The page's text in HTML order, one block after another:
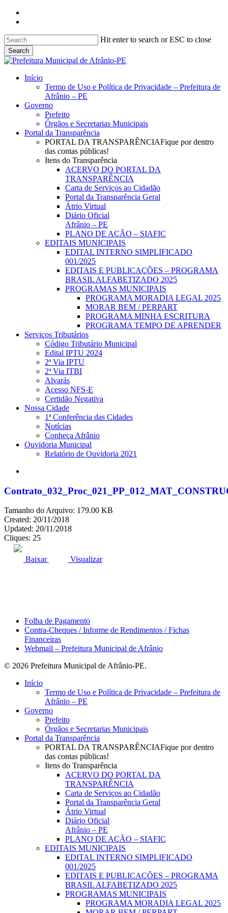
Skip
content
Hit enter to search or ESC to close
Search
Close
search
Menu
Início
Termo de Uso e Política de Privacidade – Prefeitura de
Afrânio – PE
Governo
Prefeito
Órgãos e Secretarias Municipais
Portal da Transparência
PORTAL DA TRANSPARÊNCIAFique por dentro
das contas públicas!
Itens do Transparência
ACERVO DO PORTAL DA
TRANSPARÊNCIA
Carta de Serviços ao Cidadão
Portal da Transparência Geral
Átrio Virtual
Diário Oficial
Afrânio – PE
PLANO DE AÇÃO – SIAFIC
EDITAIS MUNICIPAIS
EDITAL INTERNO SIMPLIFICADO
001/2025
EDITAIS E PUBLICAÇÕES – PROGRAMA
BRASIL ALFABETIZADO 2025
PROGRAMAS MUNICIPAIS
PROGRAMA MORADIA LEGAL 2025
MORAR BEM / PERPART
PROGRAMA MINHA ESCRITURA
PROGRAMA TEMPO DE APRENDER
Serviços Tributários
Código Tributário Municipal
Edital IPTU 2024
2ª Via IPTU
2ª Via ITBI
Alvarás
Acesso NFS-E
Certidão Negativa
Nossa Cidade
1ª Conferência das Cidades
Notícias
Conheça Afrânio
Ouvidoria Municipal
Relatório de Ouvidoria 2021
Tamanho do Arquivo: 179.00 KB
Created: 20/11/2018
Updated: 20/11/2018
Cliques: 25
Baixar Visualizar
Folha de Pagamento
Contra-Cheques / Informe de Rendimentos / Fichas
Financeiras
Webmail – Prefeitura Municipal de Afrânio
© 2026 Prefeitura Municipal de Afrânio-PE.
Close
Início
Termo de Uso e Política de Privacidade – Prefeitura de
Afrânio – PE
Governo
Prefeito
Órgãos e Secretarias Municipais
Portal da Transparência
PORTAL DA TRANSPARÊNCIAFique por dentro
das contas públicas!
Itens do Transparência
ACERVO DO PORTAL DA
TRANSPARÊNCIA
Carta de Serviços ao Cidadão
Portal da Transparência Geral
Átrio Virtual
Diário Oficial
Afrânio – PE
PLANO DE AÇÃO – SIAFIC
EDITAIS MUNICIPAIS
EDITAL INTERNO SIMPLIFICADO
001/2025
EDITAIS E PUBLICAÇÕES – PROGRAMA
BRASIL ALFABETIZADO 2025
PROGRAMAS MUNICIPAIS
PROGRAMA MORADIA LEGAL 2025